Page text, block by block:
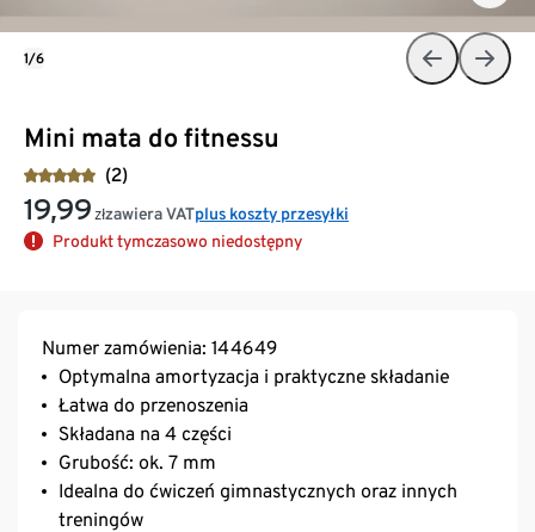
Mini mata do fitnessu
(2)
19,99 złzawiera VATplus koszty przesyłki
Produkt tymczasowo niedostępny
1/6
Numer zamówienia: 144649
Optymalna amortyzacja i praktyczne składanie
Łatwa do przenoszenia
Składana na 4 części
Grubość: ok. 7 mm
Idealna do ćwiczeń gimnastycznych oraz innych
treningów